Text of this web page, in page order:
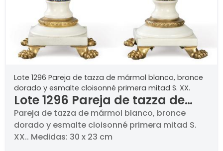
Lote 1296 Pareja de tazza de mármol blanco, bronce
dorado y esmalte cloisonné primera mitad S. XX.
Lote 1296 Pareja de tazza de
mármol blanco, bronce dorado
y esmalte cloisonné primera
mitad S. XX.
Pareja de tazza de mármol blanco, bronce
dorado y esmalte cloisonné primera mitad S.
XX.. Medidas: 30 x 23 cm